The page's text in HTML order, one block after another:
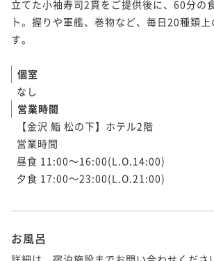
立てた小袖寿司2貫をご提供後に、60分の
ト。握りや軍艦、巻物など、毎日20種類
す。
個室
なし
営業時間
【金沢 鮨 松の下】ホテル2階
営業時間
昼食 11:00～16:00(L.O.14:00)
夕食 17:00～23:00(L.O.21:00)
お風呂